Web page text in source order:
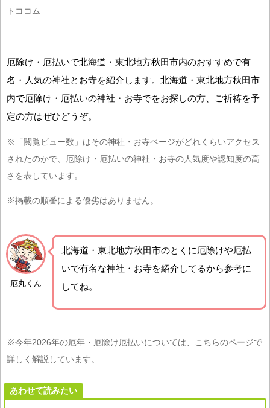
トココム
厄除け・厄払いで北海道・東北地方秋田市内のおすすめで有
名・人気の神社とお寺を紹介します。北海道・東北地方秋田市
内で厄除け・厄払いの神社・お寺でをお探しの方、ご祈祷を予
定の方はぜひどうぞ。
※「閲覧ビュー数」はその神社・お寺ページがどれくらいアクセス
されたのかで、厄除け・厄払いの神社・お寺の人気度や認知度の高
さを表しています。
※掲載の順番による優劣はありません。
厄丸くん
北海道・東北地方秋田市のとくに厄除けや厄払
いで有名な神社・お寺を紹介 してるから参考に
してね。
※今年2026年の厄年・厄除け厄払いについては、こちらのページで
詳しく解説しています。
あわせて読みたい